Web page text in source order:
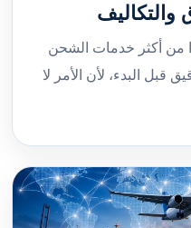
من أكثر خدمات الشحن
قبل البدء، لأن الأمر لا